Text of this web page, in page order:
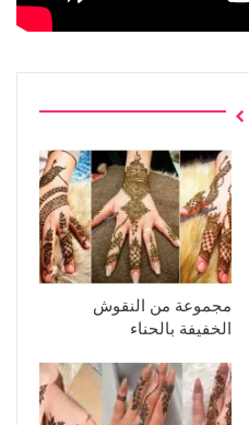
مجموعة من النقوش
الخفيفة بالحناء